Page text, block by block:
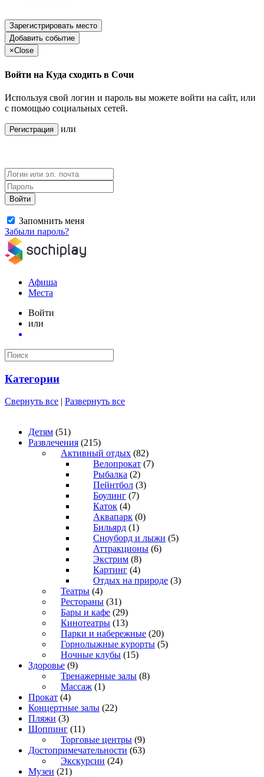
Зарегистрировать место
Добавить событие
×Close
Войти на Куда сходить в Сочи
Используя свой логин и пароль вы можете войти на сайт, или
с помощью социальных сетей.
Регистрация или
Войти
Запомнить меня
Забыли пароль?
Афиша
Места
Войти
или
Категории
Свернуть все | Развернуть все
Детям (51)
Развлечения (215)
Активный отдых (82)
Велопрокат (7)
Рыбалка (2)
Пейнтбол (3)
Боулинг (7)
Каток (4)
Аквапарк (0)
Бильярд (1)
Сноуборд и лыжи (5)
Аттракционы (6)
Экстрим (8)
Картинг (4)
Отдых на природе (3)
Театры (4)
Рестораны (31)
Бары и кафе (29)
Кинотеатры (13)
Парки и набережные (20)
Горнолыжные курорты (5)
Ночные клубы (15)
Здоровье (9)
Тренажерные залы (8)
Массаж (1)
Прокат (4)
Концертные залы (22)
Пляжи (3)
Шоппинг (11)
Торговые центры (9)
Достопримечательности (63)
Экскурсии (24)
Музеи (21)